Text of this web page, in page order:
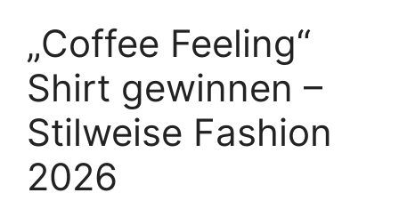
„Coffee Feeling“
Shirt gewinnen –
Stilweise Fashion
2026